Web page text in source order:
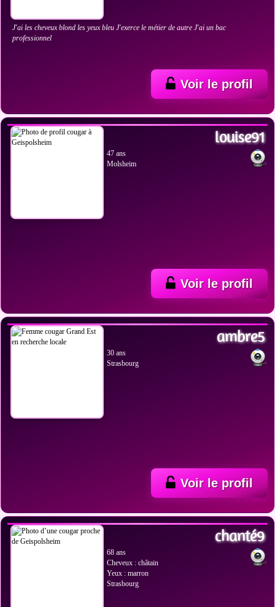
J'ai les cheveux blond les yeux bleu J'exerce le métier de autre J'ai un bac
professionnel
Voir le profil
louise91
47 ans
Molsheim
Voir le profil
ambre5
30 ans
Strasbourg
Voir le profil
chanté9
68 ans
Cheveux : châtain
Yeux : marron
Strasbourg